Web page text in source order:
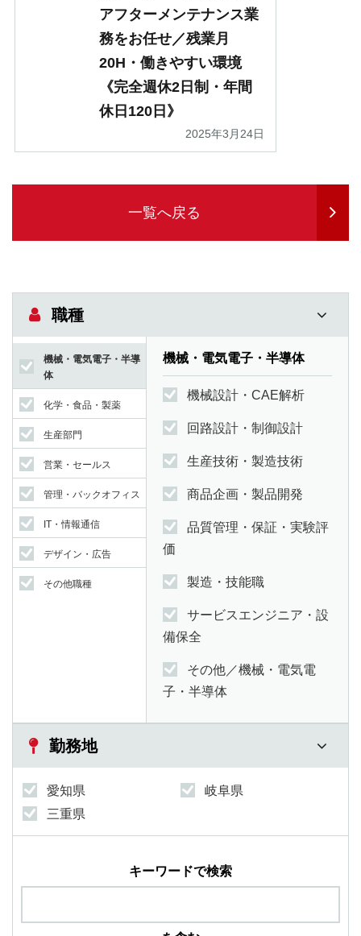
アフターメンテナンス業
務をお任せ／残業月
20H・働きやすい環境
《完全週休2日制・年間
休日120日》
2025年3月24日
一覧へ戻る
職種
機械・電気電子・半導
体
化学・食品・製薬
生産部門
営業・セールス
管理・バックオフィス
IT・情報通信
デザイン・広告
その他職種
機械・電気電子・半導体
機械設計・CAE解析
回路設計・制御設計
生産技術・製造技術
商品企画・製品開発
品質管理・保証・実験評
価
製造・技能職
サービスエンジニア・設
備保全
その他／機械・電気電
子・半導体
勤務地
愛知県
岐阜県
三重県
キーワードで検索